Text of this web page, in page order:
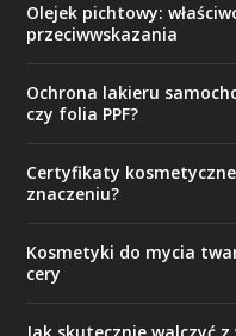
Olejek pichtowy:
przeciwwskazania
Ochrona lakieru
czy folia PPF?
Certyfikaty
znaczeniu?
Kosmetyki do mycia
cery